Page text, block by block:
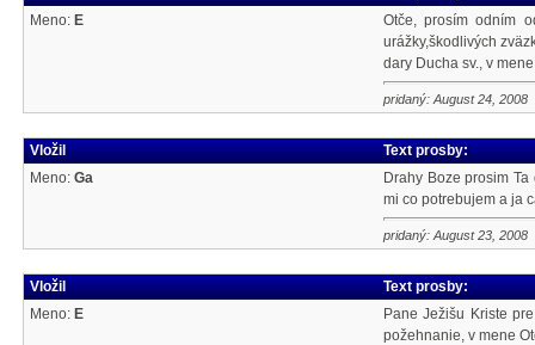
Meno: E
Otče, prosím odním
urážky,škodlivých
dary Ducha sv., v
pridaný: August 24, 2008
Vložil
Meno: Ga
Text prosby:
Drahy Boze prosim
mi co potrebujem a ja
pridaný: August 23, 2008
Vložil
Meno: E
Text prosby:
Pane Ježišu Kriste
požehnanie, v mene